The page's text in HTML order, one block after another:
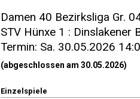
Damen 40 Bezirksliga Gr.
STV Hünxe 1 : Dinslakener
Termin: Sa. 30.05.2026
(abgeschlossen am 30.05.2026)
Einzelspiele